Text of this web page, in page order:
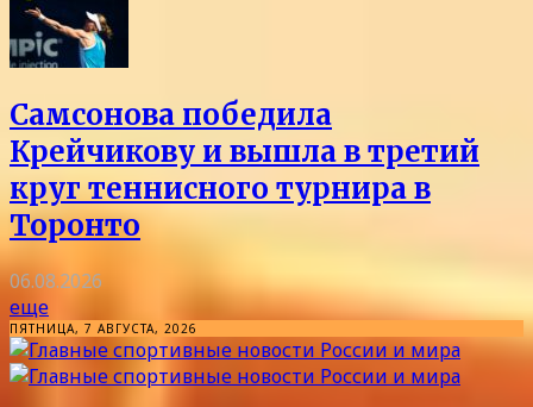
Самсонова победила
Крейчикову и вышла в третий
круг теннисного турнира в
Торонто
06.08.2026
еще
ПЯТНИЦА, 7 АВГУСТА, 2026